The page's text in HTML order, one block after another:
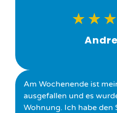
★ ★ ★
Am Wochenende ist
ausgefallen und es
Wohnung. Ich habe den